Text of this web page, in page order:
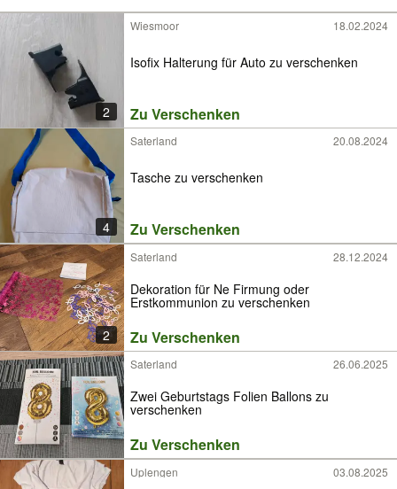
2
Wiesmoor 18.02.2024
Isofix Halterung für Auto zu verschenken
Zu Verschenken
4
Saterland 20.08.2024
Tasche zu verschenken
Zu Verschenken
2
Saterland 28.12.2024
Dekoration für Ne Firmung oder
Erstkommunion zu verschenken
Zu Verschenken
Saterland 26.06.2025
Zwei Geburtstags Folien Ballons zu
verschenken
Zu Verschenken
Uplengen 03.08.2025